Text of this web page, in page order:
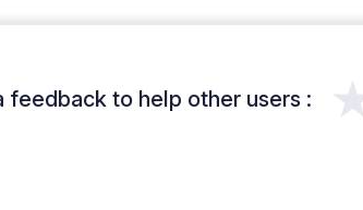
feedback to help other users :